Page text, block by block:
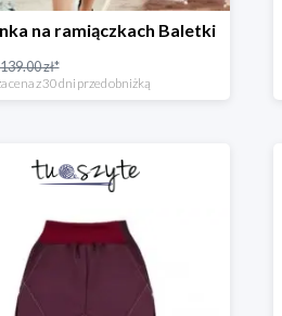
na ramiączkach Baletki
139.00 zł*
cena z 30 dni przed obniżką